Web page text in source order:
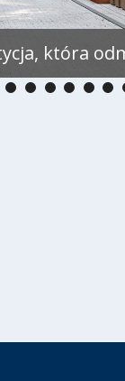
która